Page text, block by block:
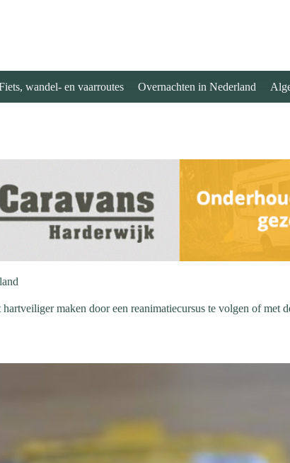
wandel- en vaarroutes Overnachten in Nederland
maken door een reanimatiecursus te volgen of met